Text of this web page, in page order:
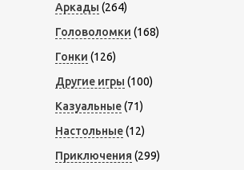
Аркады (264)
Головоломки (168)
Гонки (126)
Другие игры (100)
Казуальные(71)
Настольные(12)
Приключения (299)